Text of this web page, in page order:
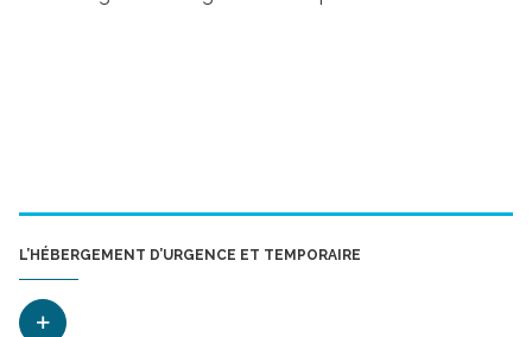
L’HÉBERGEMENT D’URGENCE ET TEMPORAIRE